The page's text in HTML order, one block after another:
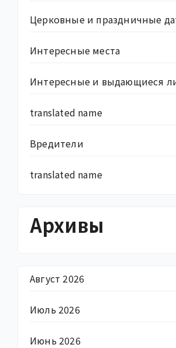
Церковные и праздничные
Интересные места
Интересные и выдающиеся
translated name
Вредители
translated name
Архивы
Август 2026
Июль 2026
Июнь 2026